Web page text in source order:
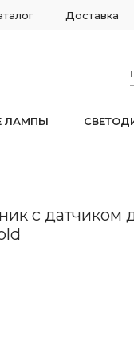
Доставка
ЛАМПЫ
с датчиком